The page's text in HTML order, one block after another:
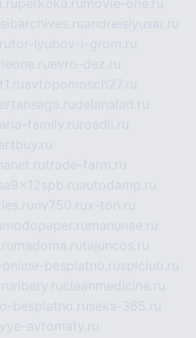
sibarchives.ruandreislyusar.ru
tor-lyubov-i-grom.ru
evro-dez.ru
avtopomosch27.ru
delanalad.ru
aria-family.ru roadli.ru
trade-farm.ru
autodamp.ru
nv750.rux-ton.ru
modopaper.ru manunae.ru
madoma.rutajuncos.ru
besplatno.rusplclub.ru
ribery.rucleanmedicine.ru
besplatno.ruseks-365.ru
avtomaty.ru